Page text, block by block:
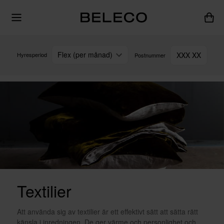
Hyresperiod Flex (per månad) Postnummer XXX XX
Textilier
Att använda sig av textilier är ett effektivt sätt att sätta rätt
känsla i inredningen. De ger värme och personlighet och